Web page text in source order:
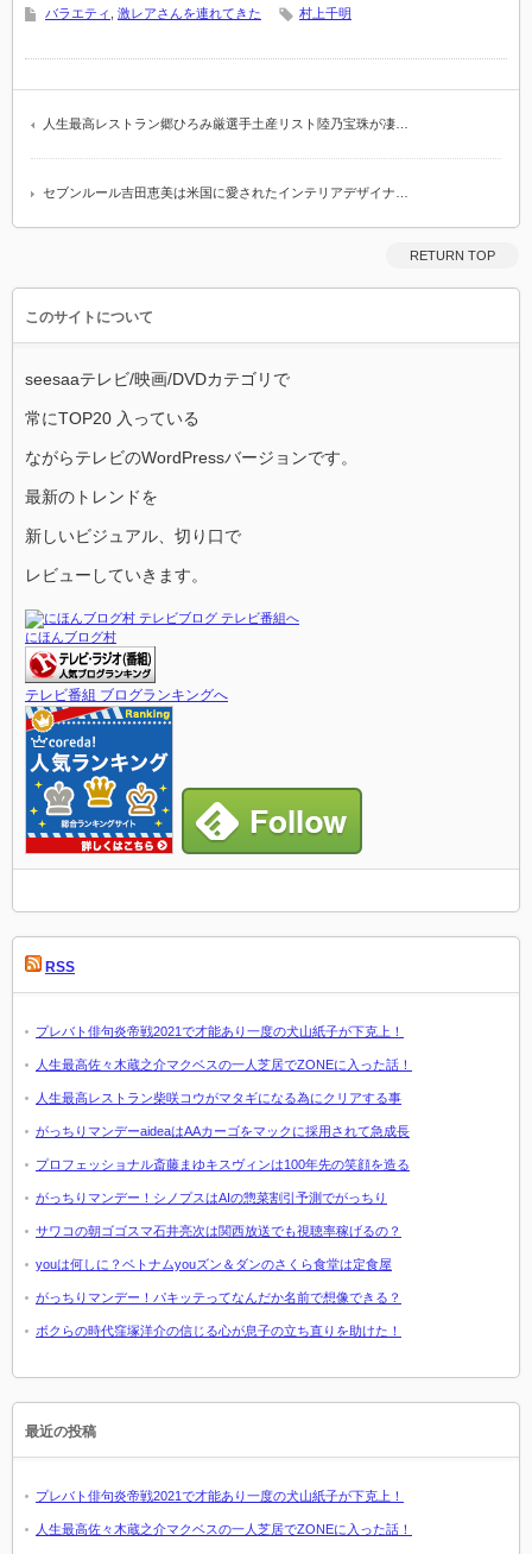
バラエティ , 激レアさんを連れてきた 村上千明
人生最高レストラン郷ひろみ厳選手土産リスト陸乃宝珠が凄…
セブンルール吉田恵美は米国に愛されたインテリアデザイナ…
RETURN TOP
このサイトについて
seesaaテレビ/映画/DVDカテゴリで
常にTOP20 入っている
ながらテレビのWordPressバージョンです。
最新のトレンドを
新しいビジュアル、切り口で
レビューしていきます。
にほんブログ村
テレビ番組 ブログランキングへ
RSS
プレバト俳句炎帝戦2021で才能あり一度の犬山紙子が下克上！
人生最高佐々木蔵之介マクベスの一人芝居でZONEに入った話！
人生最高レストラン柴咲コウがマタギになる為にクリアする事
がっちりマンデーaideaはAAカーゴをマックに採用されて急成長
プロフェッショナル斎藤まゆキスヴィンは100年先の笑顔を造る
がっちりマンデー！シノプスはAIの惣菜割引予測でがっちり
サワコの朝ゴゴスマ石井亮次は関西放送でも視聴率稼げるの？
youは何しに？ベトナムyouズン＆ダンのさくら食堂は定食屋
がっちりマンデー！パキッテってなんだか名前で想像できる？
ボクらの時代窪塚洋介の信じる心が息子の立ち直りを助けた！
最近の投稿
プレバト俳句炎帝戦2021で才能あり一度の犬山紙子が下克上！
人生最高佐々木蔵之介マクベスの一人芝居でZONEに入った話！